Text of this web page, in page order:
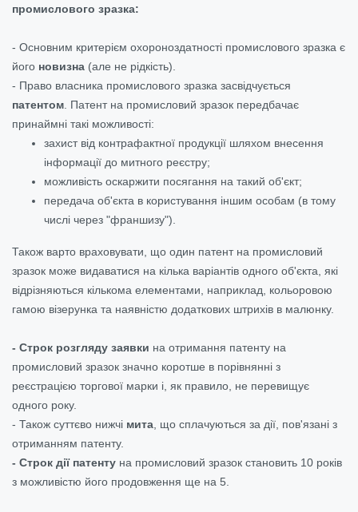
промислового зразка:
- Основним критерієм охороноздатності промислового зразка є
його новизна (але не рідкість).
- Право власника промислового зразка засвідчується
патентом . Патент на промисловий зразок передбачає
принаймні такі можливості:
захист від контрафактної продукції шляхом внесення
інформації до митного реєстру;
можливість оскаржити посягання на такий об'єкт;
передача об'єкта в користування іншим особам (в тому
числі через "франшизу").
Також варто враховувати, що один патент на промисловий
зразок може видаватися на кілька варіантів одного об'єкта, які
відрізняються кількома елементами, наприклад, кольоровою
гамою візерунка та наявністю додаткових штрихів в малюнку.
- Строк розгляду заявки на отримання патенту на
промисловий зразок значно коротше в порівнянні з
реєстрацією торгової марки і, як правило, не перевищує
одного року.
- Також суттєво нижчі мита , що сплачуються за дії, пов'язані з
отриманням патенту.
- Строк дії патенту на промисловий зразок становить 10 років
з можливістю його продовження ще на 5.